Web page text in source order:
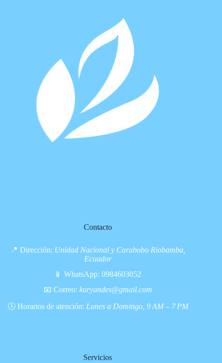
Contacto
📍 Dirección: Unidad Nacional y Carabobo Riobamba,
Ecuador
📱 WhatsApp:0984603052
📧 Correo: kuryandes@gmail.com
🕓 Horarios de atención: Lunes a Domingo, 9 AM – 7 PM
Servicios